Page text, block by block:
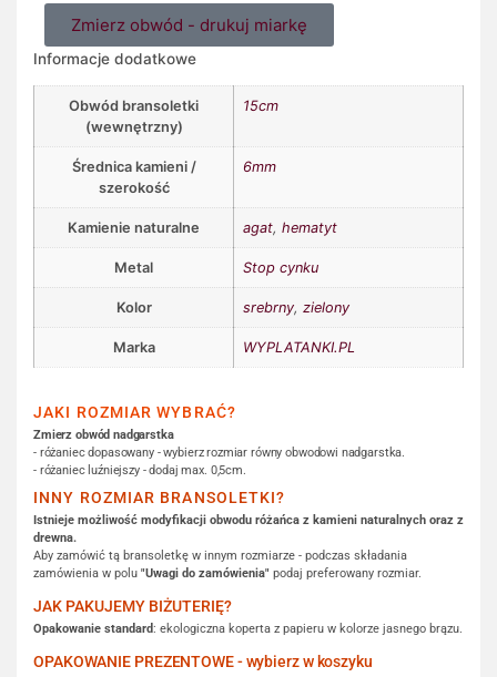
Zmierz obwód - drukuj miarkę
Informacje dodatkowe
Obwód bransoletki
(wewnętrzny)
15cm
Średnica kamieni /
szerokość
6mm
Kamienie naturalne agat, hematyt
Metal Stop cynku
Kolor srebrny, zielony
Marka WYPLATANKI.PL
JAKI ROZMIAR WYBRAĆ?
Zmierz obwód nadgarstka
- różaniec dopasowany - wybierz rozmiar równy obwodowi nadgarstka.
- różaniec luźniejszy - dodaj max. 0,5cm.
INNY ROZMIAR BRANSOLETKI?
Istnieje możliwość modyfikacji obwodu różańca z kamieni naturalnych oraz z
drewna.
Aby zamówić tą bransoletkę w innym rozmiarze - podczas składania
zamówienia w polu "Uwagi do zamówienia" podaj preferowany rozmiar.
JAK PAKUJEMY BIŻUTERIĘ?
Opakowanie standard: ekologiczna koperta z papieru w kolorze jasnego brązu.
OPAKOWANIE PREZENTOWE - wybierz w koszyku